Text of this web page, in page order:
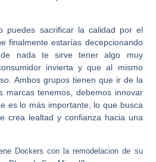
puedes sacrificar la calidad por el
finalmente estarías decepcionando
nada te sirve tener algo muy
invierta y que al mismo
Ambos grupos tienen que ir de la
marcas tenemos, debemos innovar
es lo más importante, lo que busca
crea lealtad y confianza hacia una
Dockers con la remodelacion de su